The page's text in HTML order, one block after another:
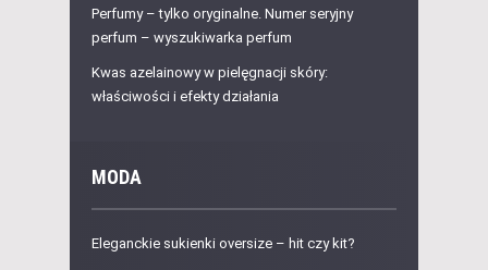
Perfumy – tylko oryginalne. Numer seryjny
perfum – wyszukiwarka perfum
Kwas azelainowy w pielęgnacji skóry:
właściwości i efekty działania
MODA
Eleganckie sukienki oversize – hit czy kit?